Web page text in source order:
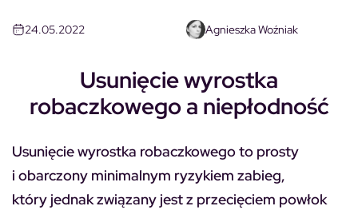
24.05.2022 Agnieszka Woźniak
Usunięcie wyrostka
robaczkowego a niepłodność
Usunięcie wyrostka robaczkowego to prosty
i obarczony minimalnym ryzykiem zabieg,
który jednak związany jest z przecięciem powłok